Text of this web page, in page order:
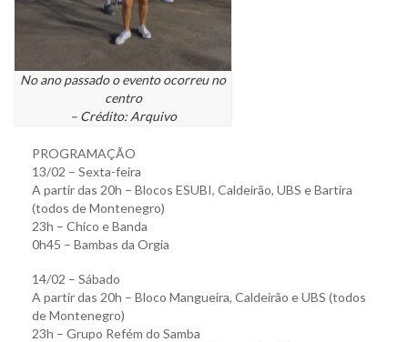
No ano passado o evento ocorreu no
centro
– Crédito: Arquivo
PROGRAMAÇÃO
13/02 – Sexta-feira
A partir das 20h – Blocos ESUBI, Caldeirão, UBS e Bartira
(todos de Montenegro)
23h – Chico e Banda
0h45 – Bambas da Orgia
14/02 – Sábado
A partir das 20h – Bloco Mangueira, Caldeirão e UBS (todos
de Montenegro)
23h – Grupo Refém do Samba